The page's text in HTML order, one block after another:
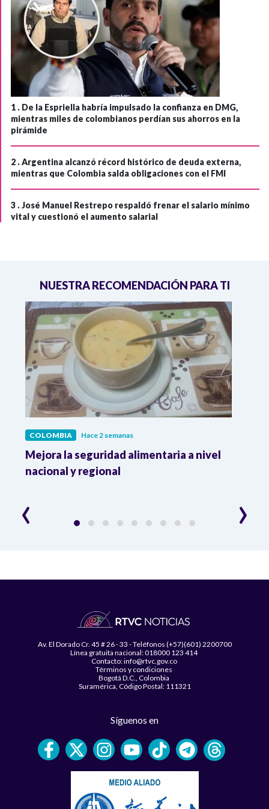
1 . De la Espriella habría impulsado la confianza en DMG,
mientras miles de colombianos perdían sus ahorros en la
pirámide
2 .Argentina alcanzó récord histórico de deuda externa,
mientras que Colombia salda obligaciones con el FMI
3 .José Manuel Restrepo respaldó frenar el salario mínimo
vital y cuestionó el aumento salarial
NUESTRA RECOMENDACIÓN PARA TI
COLOMBIA Hace 2 semanas
Mejora la seguridad alimentaria a nivel
nacional y regional
‹ ›
Av. El Dorado Cr. 45 # 26 - 33 - Teléfonos (+57)(601) 2200700
Línea gratuita nacional: 018000 123 414
Contacto: info@rtvc.gov.co
Términos y condiciones
Bogotá D.C., Colombia
Suramérica, Código Postal: 111321
Síguenos en